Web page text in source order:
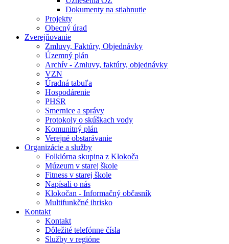
Dokumenty na stiahnutie
Projekty
Obecný úrad
Zverejňovanie
Zmluvy, Faktúry, Objednávky
Územný plán
Archív - Zmluvy, faktúry, objednávky
VZN
Úradná tabuľa
Hospodárenie
PHSR
Smernice a správy
Protokoly o skúškach vody
Komunitný plán
Verejné obstarávanie
Organizácie a služby
Folklórna skupina z Klokoča
Múzeum v starej škole
Fitness v starej škole
Napísali o nás
Klokočan - Informačný občasník
Multifunkčné ihrisko
Kontakt
Kontakt
Dôležité telefónne čísla
Služby v regióne